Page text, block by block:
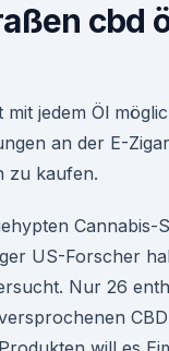
cbd
mit jedem Öl
an der E-
zu kaufen.
Cannabis-
US-Forscher
Nur 26